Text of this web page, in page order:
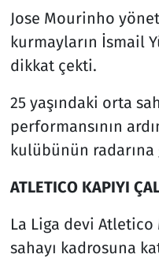
Jose Mourinho
kurmayların İsmail
dikkat çekti.
25 yaşındaki orta
performansının
kulübünün
ATLETICO KAPIYI
La Liga devi
sahayı kadrosuna
Spor
Teknoloji ve Bilim
Televizyon